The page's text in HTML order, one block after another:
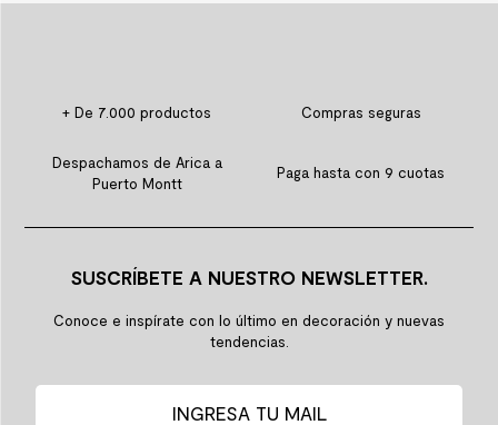
+ De 7.000 productos Compras seguras
Despachamos de Arica a
Puerto Montt
Paga hasta con 9 cuotas
SUSCRÍBETE A NUESTRO NEWSLETTER.
Conoce e inspírate con lo último en decoración y nuevas
tendencias.